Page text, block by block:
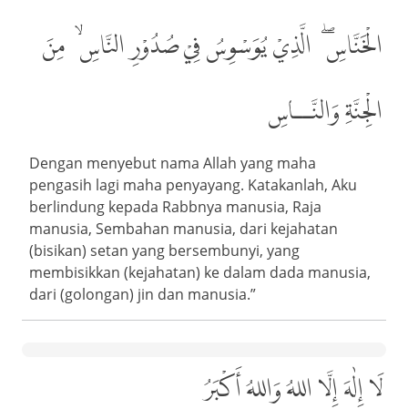
الْخَنَّاسِۖ، الَّذِيْ يُوَسْوِسُ فِيْ صُدُوْرِ النَّاسِۙ، مِنَ
الْجِنَّةِ وَالنَّــاسِ
Dengan menyebut nama Allah yang maha
pengasih lagi maha penyayang. Katakanlah, Aku
berlindung kepada Rabbnya manusia, Raja
manusia, Sembahan manusia, dari kejahatan
(bisikan) setan yang bersembunyi, yang
membisikkan (kejahatan) ke dalam dada manusia,
dari (golongan) jin dan manusia.”
لَا إِلٰهَ إِلَّا اللهُ وَاللهُ أَكْبَرُ